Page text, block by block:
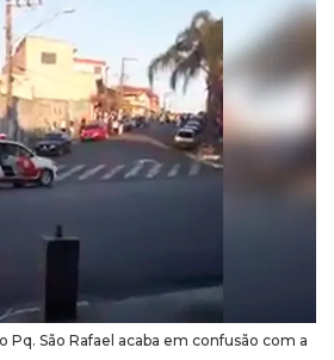
Pq. São Rafael acaba em confusão com a